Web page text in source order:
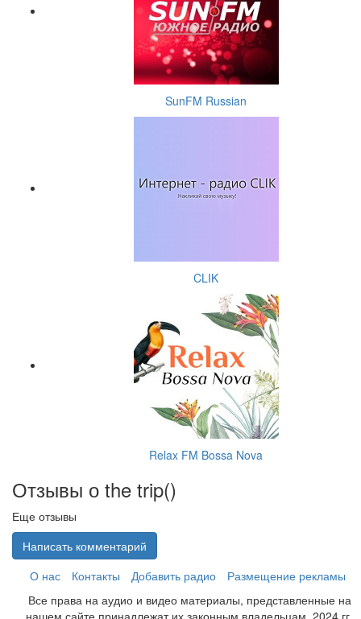
SunFM Russian
CLIK
Relax FM Bossa Nova
Отзывы о the trip()
Еще отзывы
Написать комментарий
О нас
Контакты Добавить радио
Размещение рекламы
Все права на аудио и видео материалы, представленные на
нашем сайте принадлежат их законным владельцам. 2024 гг.